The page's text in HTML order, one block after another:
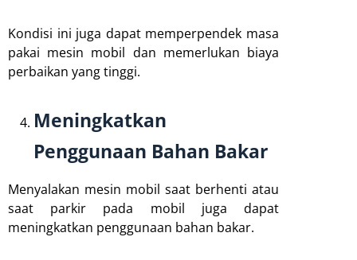
Kondisi ini juga dapat memperpendek masa
pakai mesin mobil dan memerlukan biaya
perbaikan yang tinggi.
Meningkatkan
Penggunaan Bahan Bakar
Menyalakan mesin mobil saat berhenti atau
saat parkir pada mobil juga dapat
meningkatkan penggunaan bahan bakar.